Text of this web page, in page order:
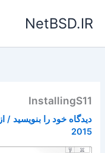
NetBSD.IR
InstallingS11
دیدگاه‌ خود را بنویسید / از
2015